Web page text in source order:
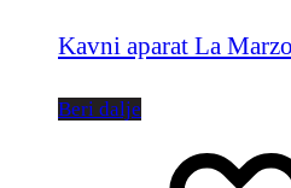
Kavni aparat La
Beri dalje